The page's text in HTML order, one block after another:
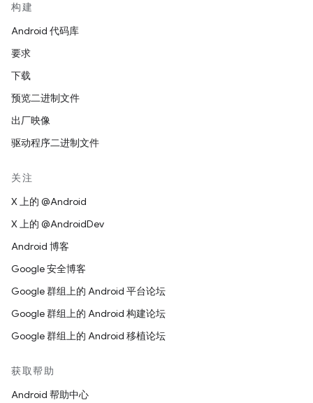
构建
Android 代码库
要求
下载
预览二进制文件
出厂映像
驱动程序二进制文件
关注
X 上的 @Android
X 上的 @AndroidDev
Android 博客
Google 安全博客
Google 群组上的 Android 平台论坛
Google 群组上的 Android 构建论坛
Google 群组上的 Android 移植论坛
获取帮助
Android 帮助中心